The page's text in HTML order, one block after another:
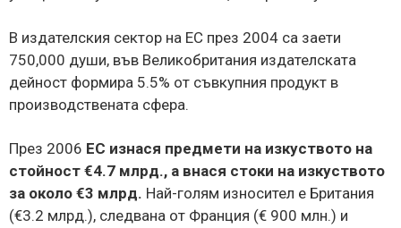
В издателския сектор на ЕС през 2004 са заети
750,000 души, във Великобритания издателската
дейност формира 5.5% от съвкупния продукт в
производствената сфера.
През 2006 ЕС изнася предмети на изкуството на
стойност €4.7 млрд., а внася стоки на изкуството
за около €3 млрд. Най-голям износител е Британия
(€3.2 млрд.), следвана от Франция (€ 900 млн.) и